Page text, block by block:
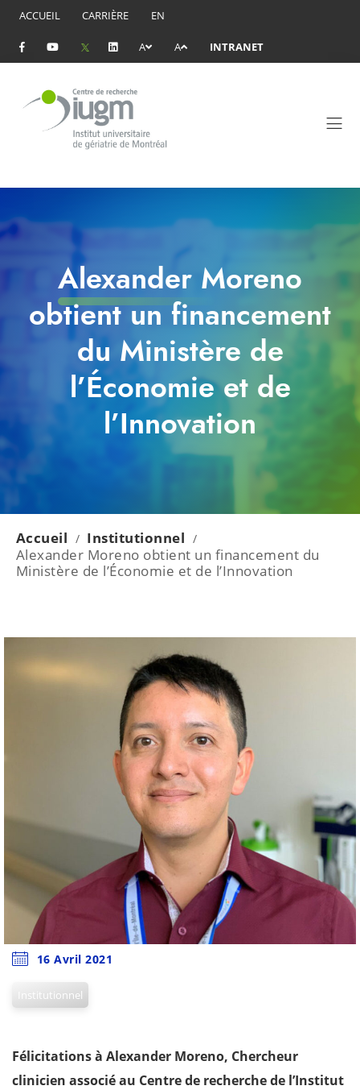
ACCUEIL CARRIÈRE EN
A A INTRANET
Alexander Moreno
obtient un financement
du Ministère de
l’Économie et de
l’Innovation
Accueil / Institutionnel /
Alexander Moreno obtient un financement du
Ministère de l’Économie et de l’Innovation
16 Avril 2021
Institutionnel
Félicitations à Alexander Moreno, Chercheur
clinicien associé au Centre de recherche de l’Institut